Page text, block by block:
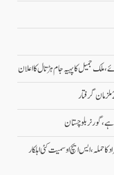
ملک جمیل کا پہیہ جام ہڑتال کا اعلان
گورنر بلوچستان
ایس ایچ او سمیت کئی اہلکار